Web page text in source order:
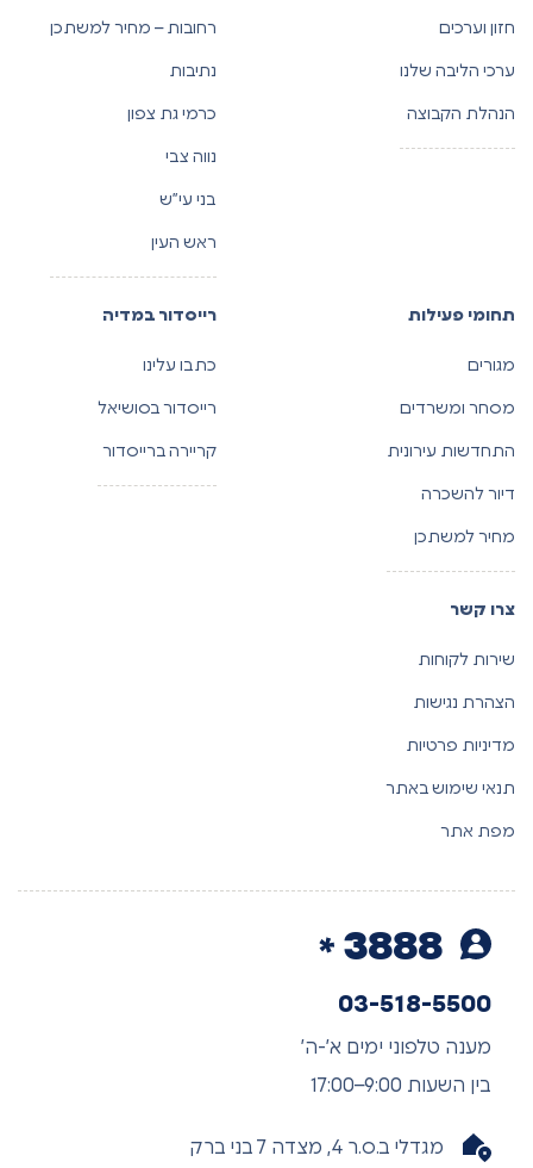
חזון וערכים
ערכי הליבה שלנו
הנהלת הקבוצה
רחובות – מחיר למשתכן
נתיבות
כרמי גת צפון
נווה צבי
בני עי”ש
ראש העין
תחומי פעילות
מגורים
מסחר ומשרדים
התחדשות עירונית
דיור להשכרה
מחיר למשתכן
רייסדור במדיה
כתבו עלינו
רייסדור בסושיאל
קריירה ברייסדור
צרו קשר
שירות לקוחות
הצהרת נגישות
מדיניות פרטיות
תנאי שימוש באתר
מפת אתר
03-518-5500
מענה טלפוני ימים א’-ה’
בין השעות 9:00–17:00
מגדלי ב.ס.ר 4, מצדה 7 בני ברק